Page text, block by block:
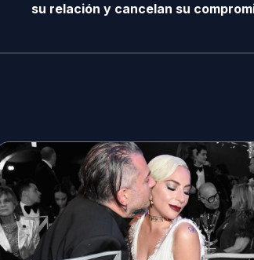
su relación y cancelan su